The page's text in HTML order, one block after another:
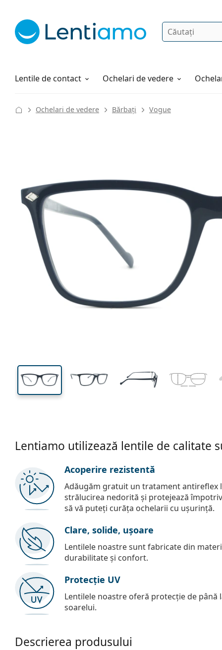
Căutare
Lentile de contact
Soluții Ochelari de vedere
Cum comandați
Ochelari de vedere Bărbați Vogue
136 mm
Lățimea ramei
41 mm
Înălțime lentilă Lățimea lentilei
Lățimea
Lentiamo utilizează lentile de calitate
Acoperire rezistentă
Adăugăm gratuit un tratament antireflex
strălucirea nedorită și protejează
să vă puteți curăța ochelarii cu ușurință.
Clare, solide, ușoare
Lentilele noastre sunt fabricate din
durabilitate și confort.
Protecție UV
Lentilele noastre oferă protecție de până
soarelui.
Descrierea produsului